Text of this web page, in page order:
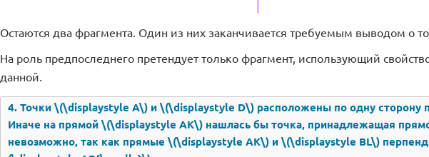
Остаются два фрагмента. Один из них заканчивается требуемым выводом о
На роль предпоследнего претендует только фрагмент, использующий
данной.
4. Точки \(\displaystyle A\) и \(\displaystyle D\) расположены по одну
Иначе на прямой \(\displaystyle AK\) нашлась бы точка, принадлежащая
невозможно, так как прямые \(\displaystyle AK\) и \(\displaystyle BL\)